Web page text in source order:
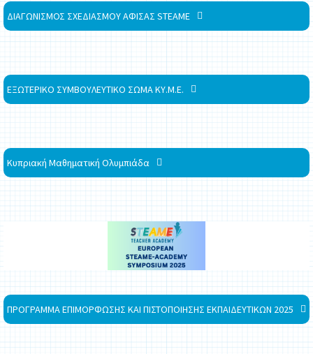
ΔΙΑΓΩΝΙΣΜΟΣ ΣΧΕΔΙΑΣΜΟΥ ΑΦΙΣΑΣ STEAME
ΕΞΩΤΕΡΙΚΟ ΣΥΜΒΟΥΛΕΥΤΙΚΟ ΣΩΜΑ ΚΥ.Μ.Ε.
Κυπριακή Μαθηματική Ολυμπιάδα
ΠΡΟΓΡΑΜΜΑ ΕΠΙΜΟΡΦΩΣΗΣ ΚΑΙ ΠΙΣΤΟΠΟΙΗΣΗΣ ΕΚΠΑΙΔΕΥΤΙΚΩΝ 2025